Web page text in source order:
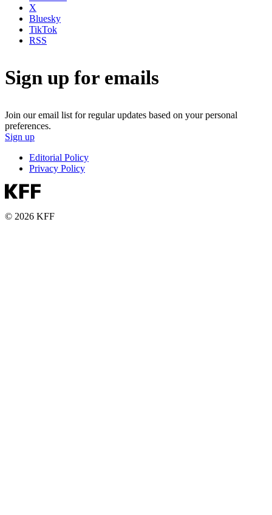
X
Bluesky
TikTok
RSS
Sign up for emails
Join our email list for regular updates based on your personal
preferences.
Sign up
Editorial Policy
Privacy Policy
© 2026 KFF